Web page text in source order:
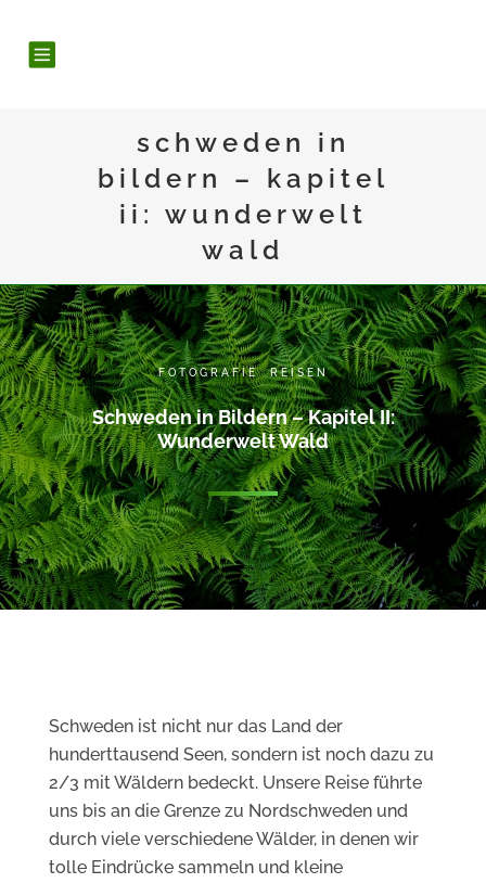
schweden in
bildern – kapitel
ii: wunderwelt
wald
FOTOGRAFIE,REISEN
Schweden in Bildern – Kapitel II:
Wunderwelt Wald
Schweden ist nicht nur das Land der
hunderttausend Seen, sondern ist noch dazu zu
2/3 mit Wäldern bedeckt. Unsere Reise führte
uns bis an die Grenze zu Nordschweden und
durch viele verschiedene Wälder, in denen wir
tolle Eindrücke sammeln und kleine